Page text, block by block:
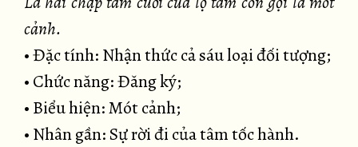
cảnh.
• Đặc tính: Nhận thức cả sáu loại đối tượng;
• Chức năng: Đăng ký;
• Biểu hiện: Mót cảnh;
• Nhân gần: Sự rời đi của tâm tốc hành.